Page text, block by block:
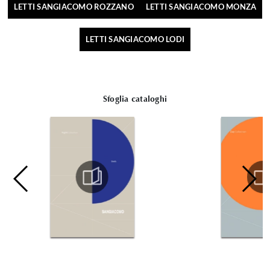
LETTI SANGIACOMO ROZZANO LETTI SANGIACOMO MONZA
LETTI SANGIACOMO LODI
Sfoglia cataloghi